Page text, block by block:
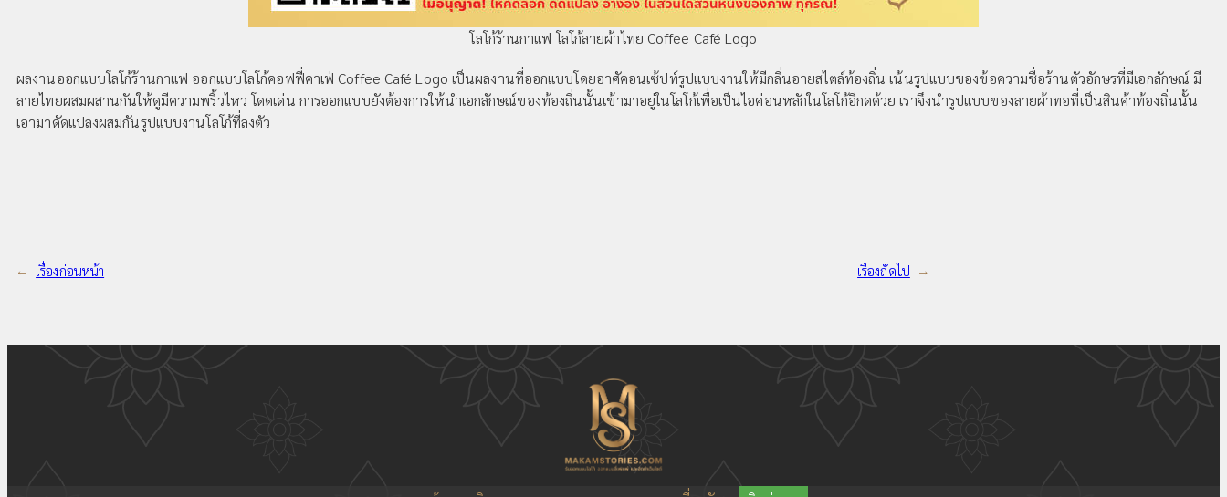
โลโก้ร้านกาแฟ โลโก้ลายผ้าไทย Coffee Café Logo
ผลงานออกแบบโลโก้ร้านกาแฟ ออกแบบโลโก้คอฟฟี่คาเฟ่ Coffee Café Logo เป็นผลงานที่ออกแบบโดยอาศัคอนเซ้ปท์รูปแบบงานให้มีกลิ่นอายสไตล์ท้องถิ่น เน้นรูปแบบของข้อความชื่อร้านตัวอักษรที่มีเอกลักษณ์ มี
ลายไทยผสมผสานกันให้ดูมีความพริ้วไหว โดดเด่น การออกแบบยังต้องการให้นำเอกลักษณ์ของท้องถิ่นนั้นเข้ามาอยู่ในโลโก้เพื่อเป็นไอค่อนหลักในโลโก้อีกดด้วย เราจึงนำรูปแบบของลายผ้าทอที่เป็นสินค้าท้องถิ่นนั้น
เอามาดัดแปลงผสมกันรูปแบบงานโลโก้ที่ลงตัว
← เรื่องก่อนหน้า เรื่องถัดไป →